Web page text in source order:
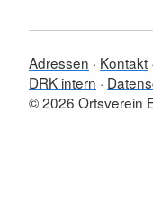
Adressen Kontakt
DRK intern
© 2026 Ortsverein